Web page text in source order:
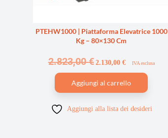
PTEHW1000 | Piattaforma Elevatrice 1000
Kg – 80×130 Cm
2.823,00€ 2.130,00 € IVA esclusa
Aggiungi al carrello
Aggiungi alla lista dei desideri